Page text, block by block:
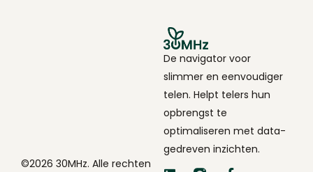
De navigator voor
slimmer en eenvoudiger
telen. Helpt telers hun
opbrengst te
optimaliseren met data-
gedreven inzichten.
©2026 30MHz. Alle rechten